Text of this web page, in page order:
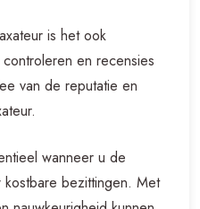
is het ook
en recensies
van de reputatie en
wanneer u de
bezittingen. Met